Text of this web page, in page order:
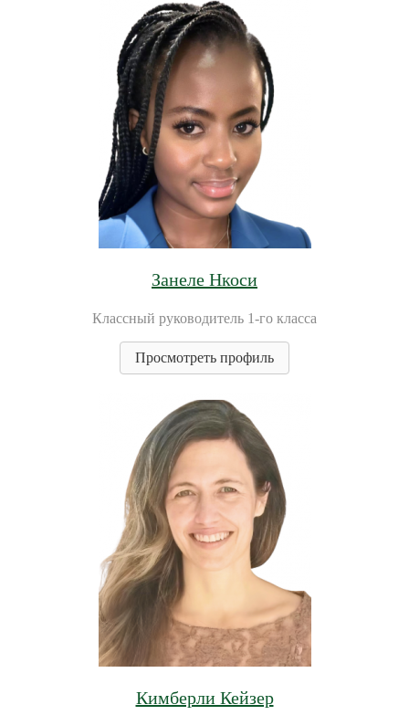
Занеле Нкоси
Классный руководитель 1-го класса
Просмотреть профиль
Кимберли Кейзер